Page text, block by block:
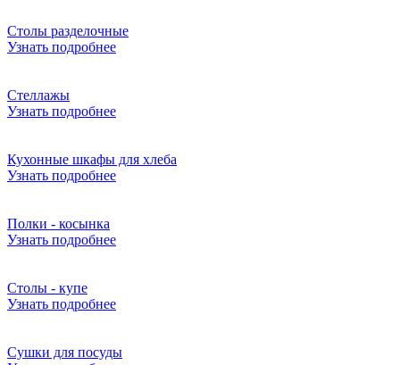
Столы разделочные
Узнать подробнее
Стеллажы
Узнать подробнее
Кухонные шкафы для хлеба
Узнать подробнее
Полки - косынка
Узнать подробнее
Столы - купе
Узнать подробнее
Сушки для посуды